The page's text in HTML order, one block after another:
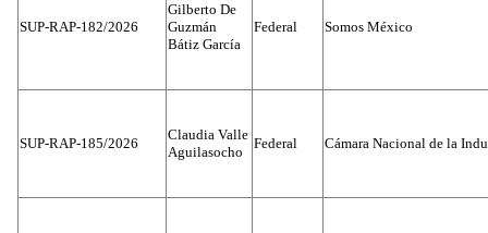
SUP-RAP-182/2026
Gilberto De
Guzmán
Bátiz García
Federal Somos México
SUP-RAP-185/2026
Claudia Valle
Aguilasocho
Federal Cámara Nacional de la